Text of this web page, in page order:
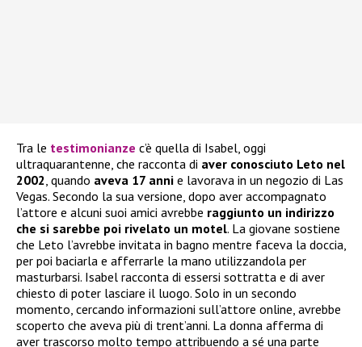
Tra le testimonianze c’è quella di Isabel, oggi
ultraquarantenne, che racconta di aver conosciuto Leto nel
2002, quando aveva 17 anni e lavorava in un negozio di Las
Vegas. Secondo la sua versione, dopo aver accompagnato
l’attore e alcuni suoi amici avrebbe raggiunto un indirizzo
che si sarebbe poi rivelato un motel. La giovane sostiene
che Leto l’avrebbe invitata in bagno mentre faceva la doccia,
per poi baciarla e afferrarle la mano utilizzandola per
masturbarsi. Isabel racconta di essersi sottratta e di aver
chiesto di poter lasciare il luogo. Solo in un secondo
momento, cercando informazioni sull’attore online, avrebbe
scoperto che aveva più di trent’anni. La donna afferma di
aver trascorso molto tempo attribuendo a sé una parte